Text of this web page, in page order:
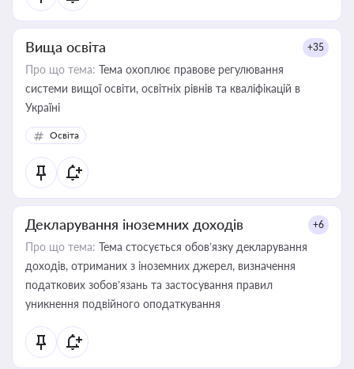
Вища освіта +35
Про що тема: Тема охоплює правове регулювання
системи вищої освіти, освітніх рівнів та кваліфікацій в
Україні
Освіта
Декларування іноземних доходів +6
Про що тема: Тема стосується обов’язку декларування
доходів, отриманих з іноземних джерел, визначення
податкових зобов’язань та застосування правил
уникнення подвійного оподаткування